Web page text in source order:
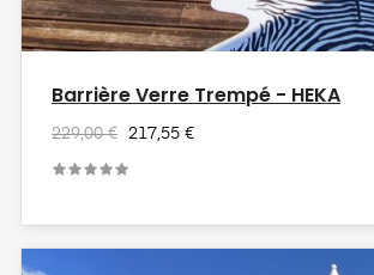
Barrière Verre Trempé - HEKA
229,00 € 217,55 €